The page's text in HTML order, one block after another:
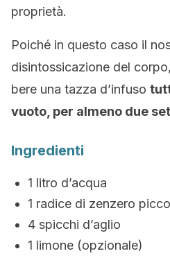
proprietà.
Poiché in questo caso il
disintossicazione del
bere una tazza d’infuso
vuoto, per almeno due
Ingredienti
1 litro d’acqua
1 radice di zenzero
4 spicchi d’aglio
1 limone (opzionale)